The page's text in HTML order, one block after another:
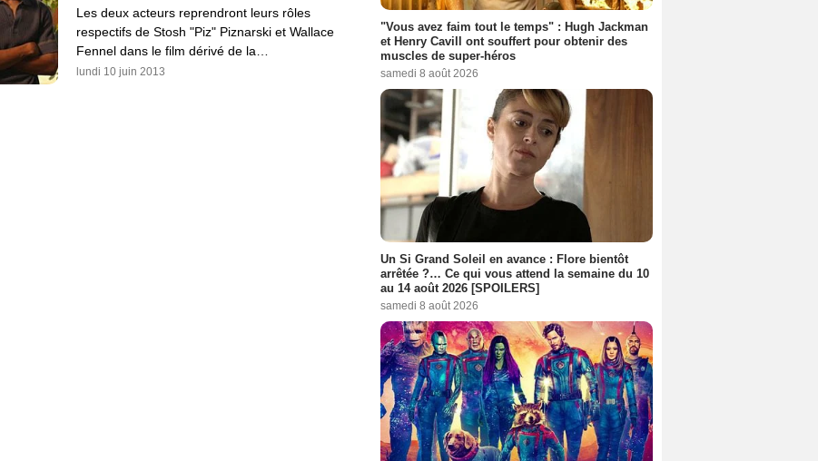
Les deux acteurs reprendront leurs rôles
respectifs de Stosh "Piz" Piznarski et Wallace
Fennel dans le film dérivé de la…
lundi 10 juin 2013
"Vous avez faim tout le temps" : Hugh Jackman
et Henry Cavill ont souffert pour obtenir des
muscles de super-héros
samedi 8 août 2026
Un Si Grand Soleil en avance : Flore bientôt
arrêtée ?… Ce qui vous attend la semaine du 10
au 14 août 2026 [SPOILERS]
samedi 8 août 2026